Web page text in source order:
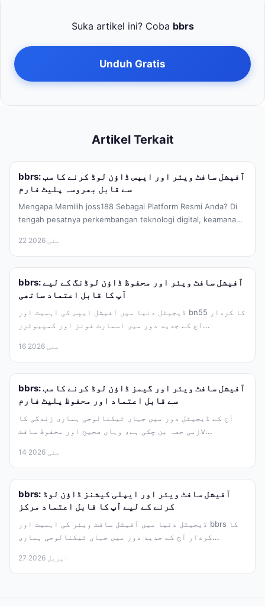
Suka artikel ini? Coba bbrs
Unduh Gratis
Artikel Terkait
bbrs: آفیشل سافٹ ویئر اور ایپس ڈاؤن لوڈ کرنے کا سب
سے قابل بھروسہ پلیٹ فارم
Mengapa Memilih joss188 Sebagai Platform Resmi Anda? Di
tengah pesatnya perkembangan teknologi digital, keamanan
22 مئی 2026
bbrs: آفیشل سافٹ ویئر اور محفوظ ڈاؤن لوڈنگ کے لیے
آپ کا قابل اعتماد ساتھی
ڈیجیٹل دنیا میں آفیشل ایپس کی اہمیت اور bn55 کا کردار
آج کے جدید دور میں اسمارٹ فونز اور کمپیوٹرز...
16 مئی 2026
bbrs: آفیشل سافٹ ویئر اور گیمز ڈاؤن لوڈ کرنے کا سب
سے قابل اعتماد اور محفوظ پلیٹ فارم
آج کے ڈیجیٹل دور میں جہاں ٹیکنالوجی ہماری زندگی کا
لازمی حصہ بن چکی ہے، وہاں صحیح اور محفوظ سافٹ...
14 مئی 2026
bbrs: آفیشل سافٹ ویئر اور ایپلی کیشنز ڈاؤن لوڈ
کرنے کے لیے آپ کا قابل اعتماد مرکز
ڈیجیٹل دنیا میں آفیشل سافٹ ویئر کی اہمیت اور bbrs کا
کردار آج کے جدید دور میں جہاں ٹیکنالوجی ہماری...
27 اپریل 2026